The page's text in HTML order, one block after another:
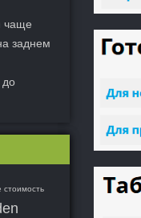
чаще
заднем
до
стоимость